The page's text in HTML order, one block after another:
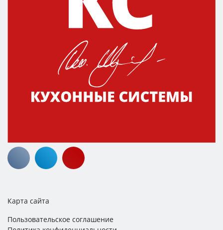
Карта сайта
Пользовательское соглашение